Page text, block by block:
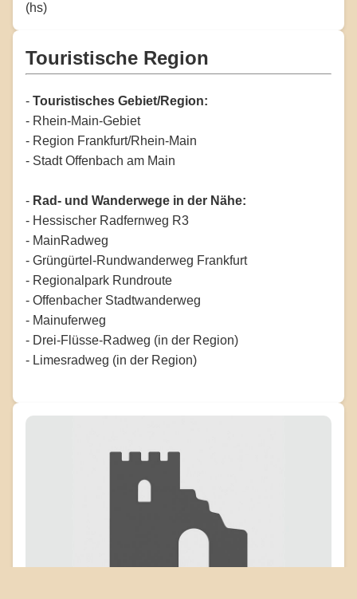
(hs)
Touristische Region
- Touristisches Gebiet/Region:
- Rhein-Main-Gebiet
- Region Frankfurt/Rhein-Main
- Stadt Offenbach am Main
- Rad- und Wanderwege in der Nähe:
- Hessischer Radfernweg R3
- MainRadweg
- Grüngürtel-Rundwanderweg Frankfurt
- Regionalpark Rundroute
- Offenbacher Stadtwanderweg
- Mainuferweg
- Drei-Flüsse-Radweg (in der Region)
- Limesradweg (in der Region)